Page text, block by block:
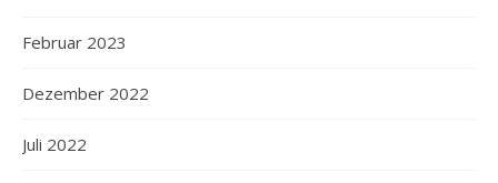
Februar 2023
Dezember 2022
Juli 2022